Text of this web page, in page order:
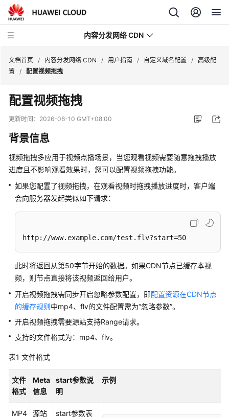
内容分发网络 CDN
最
新
动
务
公
告
绍
计
费
明
快
速
入
门
用
户
南
文档首页 / 内容分发网络 CDN / 用户指南 / 自定义域名配置 / 高级配
置
/ 配置视频拖拽
配置视频拖拽
更新时间： 2026-06-10 GMT+08:00
背景信息
视频拖拽多应用于视频点播场景，当您观看视频需要随意拖拽播放
进度且不影响观看效果时，您可以配置视频拖拽功能。
如果您配置了视频拖拽，在观看视频时拖拽播放进度时，客户端
会向服务器发起类似如下请求：
http://www.example.com/test.flv?start=50
此时将返回从第50字节开始的数据。如果CDN节点已缓存本视
频，则节点直接将该视频返回给用户。
开启视频拖拽需同步开启忽略参数配置，即配置资源在CDN节点
的缓存规则中mp4、flv的文件配置需为“忽略参数”。
开启视频拖拽需要源站支持Range请求。
支持的文件格式为：mp4、flv。
表1 文件格式
文件
格式
Meta
信息
start参数说
明
示例
MP4
源站
start参数表